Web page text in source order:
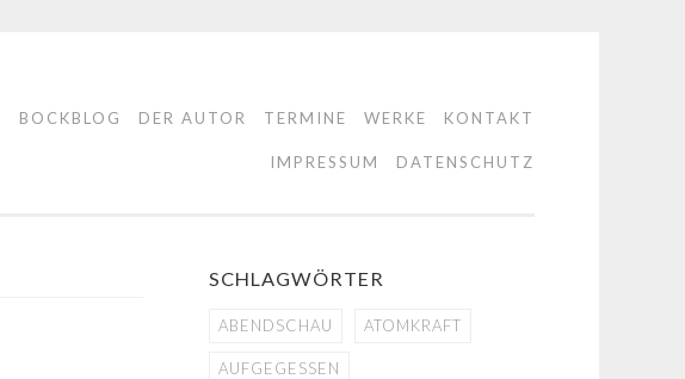
BOCKBLOG DER AUTOR TERMINE WERKE KONTAKT
IMPRESSUM DATENSCHUTZ
SCHLAGWÖRTER
ABENDSCHAU ATOMKRAFT
AUFGEGESSEN